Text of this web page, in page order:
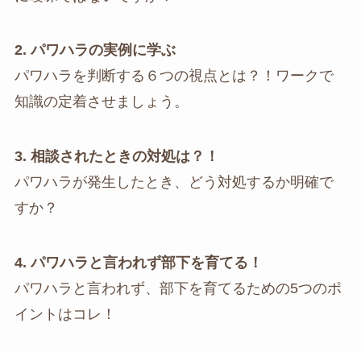
2. パワハラの実例に学ぶ
パワハラを判断する６つの視点とは？！ワークで
知識の定着させましょう。
3. 相談されたときの対処は？！
パワハラが発生したとき、どう対処するか明確で
すか？
4. パワハラと言われず部下を育てる！
パワハラと言われず、部下を育てるための5つのポ
イントはコレ！